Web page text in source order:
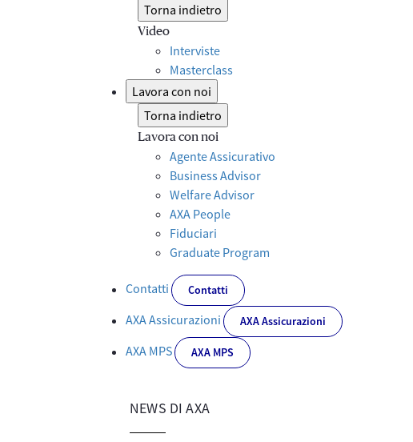
Torna indietro
Video
Interviste
Masterclass
Lavora con noi
Torna indietro
Lavora con noi
Agente Assicurativo
Business Advisor
Welfare Advisor
AXA People
Fiduciari
Graduate Program
Contatti Contatti
AXA Assicurazioni AXA Assicurazioni
AXA MPS AXA MPS
NEWS DI AXA